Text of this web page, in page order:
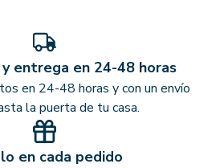
entrega en 24-48 horas
en 24-48 horas y con un envío
la puerta de tu casa.
en cada pedido